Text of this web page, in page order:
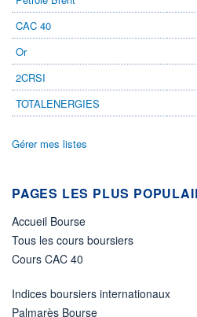
0,00 GBX
-
ÉLIGIBILITÉ
Non éligible
Boursobank
CAC 40
Or
2CRSI
TOTALENERGIES
Gérer mes listes
PAGES LES PLUS
Accueil Bourse
Tous les cours boursiers
Cours CAC 40
Indices boursiers internationaux
Palmarès Bourse